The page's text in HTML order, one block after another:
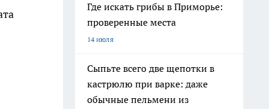
Где искать грибы в Приморье:
проверенные места
14 июля
Сыпьте всего две щепотки в
кастрюлю при варке: даже
обычные пельмени из